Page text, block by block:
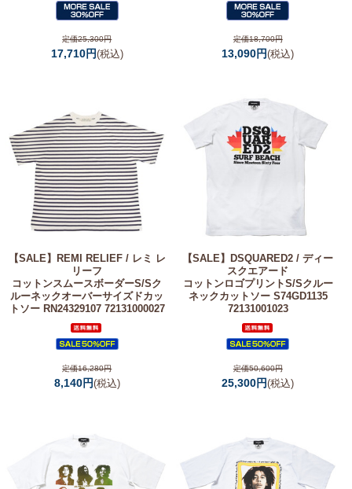
定価25,300円
17,710円(税込)
定価18,700円
13,090円(税込)
【SALE】
REMI RELIEF / レミ レ
リーフ
コットンスムースボーダーS/Sク
ルーネックオーバーサイズドカッ
トソー RN24329107 72131000027
定価16,280円
8,140円(税込)
【SALE】
DSQUARED2 / ディー
スクエアード
コットンロゴプリントS/Sクルー
ネックカットソー S74GD1135
72131001023
定価50,600円
25,300円(税込)